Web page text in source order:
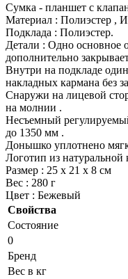
Сумка - планшет с
Материал : Полиэстер ,
Подклада : Полиэстер.
Детали : Одно основное
дополнительно
Внутри на подкладе
накладных кармана без
Снаружи на лицевой
на молнии .
Несъемный
до 1350 мм .
Донышко уплотнено
Логотип из натуральной
Размер : 25 х 21 х 8 см
Вес : 280 г
Цвет : Бежевый
Свойства
Состояние
0
Бренд
Вес в кг